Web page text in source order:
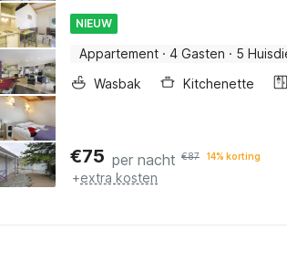
NIEUW
Appartement · 4 Gasten · 5
Wasbak
Kitchenette
€75 per nacht €87 14% korting
+extra kosten